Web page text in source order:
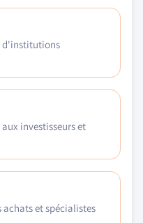
d'institutions
investisseurs et
achats et spécialistes